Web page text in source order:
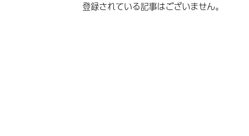
登録されている記事はございません。